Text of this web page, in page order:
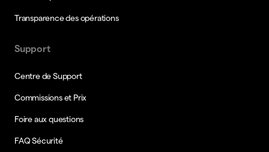
Transparence des opérations
Support
Centre de Support
Commissions et Prix
Foire aux questions
FAQ Sécurité